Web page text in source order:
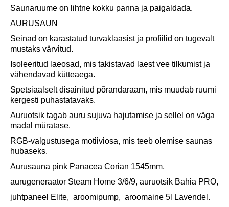
Saunaruume on lihtne kokku panna ja paigaldada.
AURUSAUN
Seinad on karastatud turvaklaasist ja profiilid on tugevalt
mustaks värvitud.
Isoleeritud laeosad, mis takistavad laest vee tilkumist ja
vähendavad kütteaega.
Spetsiaalselt disainitud põrandaraam, mis muudab ruumi
kergesti puhastatavaks.
Auruotsik tagab auru sujuva hajutamise ja sellel on väga
madal müratase.
RGB-valgustusega motiiviosa, mis teeb olemise saunas
hubaseks.
Aurusauna pink Panacea Corian 1545mm,
aurugeneraator Steam Home 3/6/9, auruotsik Bahia PRO,
juhtpaneel Elite, aroomipump, aroomaine 5l Lavendel.